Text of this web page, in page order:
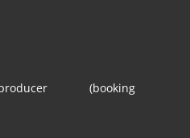
producer (booking